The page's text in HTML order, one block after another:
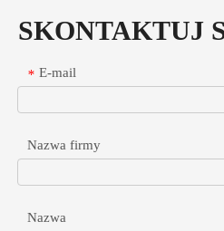
SKONTAKTUJ
* E-mail
Nazwa firmy
Nazwa